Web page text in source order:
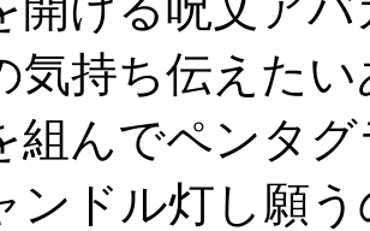
気持ち伝えた
組んでペンタ
ンドル灯し願